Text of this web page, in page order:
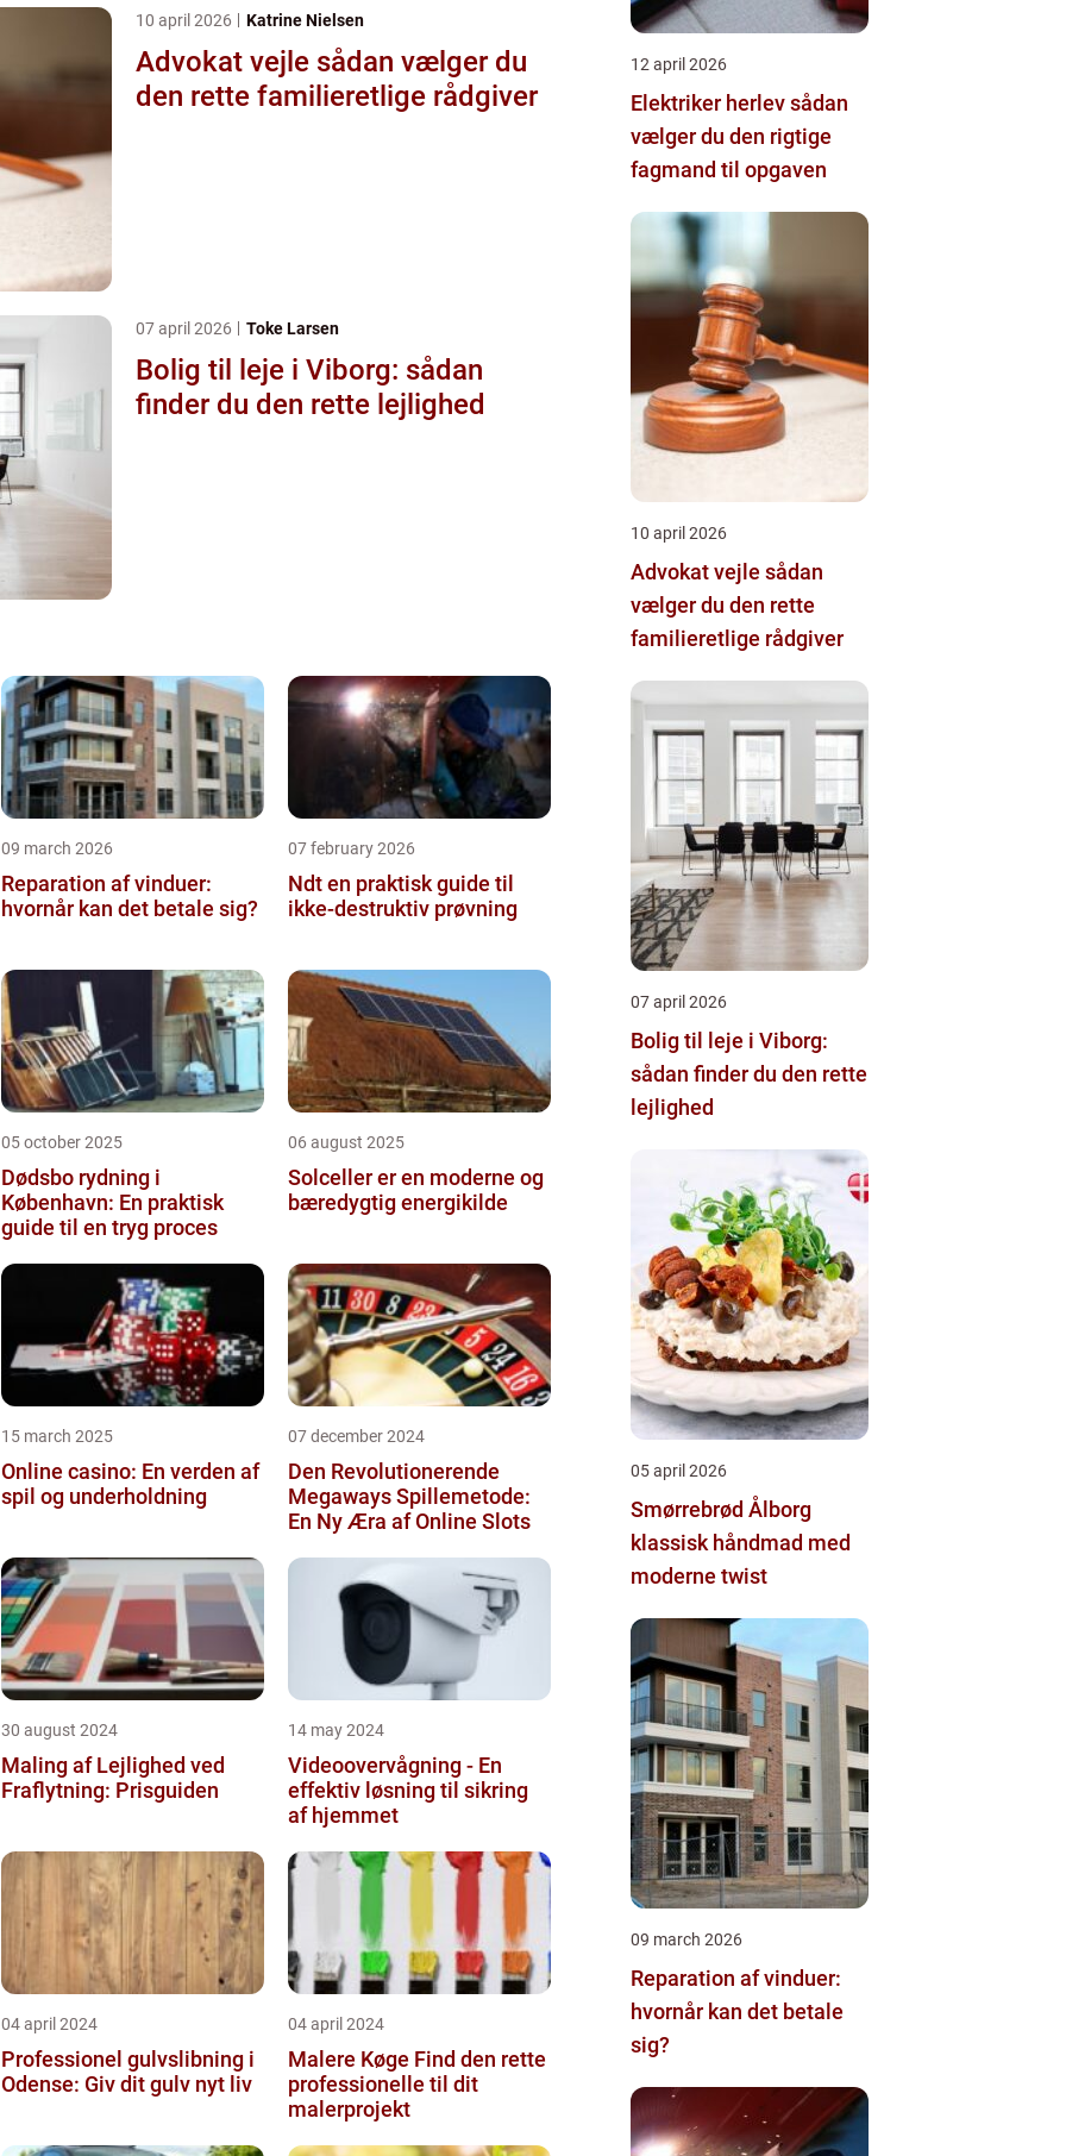
10 april 2026 Katrine Nielsen
Advokat vejle sådan vælger du
den rette familieretlige rådgiver
07 april 2026 Toke Larsen
Bolig til leje i Viborg: sådan
finder du den rette lejlighed
09 march 2026
Reparation af vinduer:
hvornår kan det betale sig?
07 february 2026
Ndt en praktisk guide til
ikke-destruktiv prøvning
05 october 2025
Dødsbo rydning i
København: En praktisk
guide til en tryg proces
06 august 2025
Solceller er en moderne og
bæredygtig energikilde
15 march 2025
Online casino: En verden af
spil og underholdning
07 december 2024
Den Revolutionerende
Megaways Spillemetode:
En Ny Æra af Online Slots
30 august 2024
Maling af Lejlighed ved
Fraflytning: Prisguiden
14 may 2024
Videoovervågning - En
effektiv løsning til sikring
af hjemmet
04 april 2024
Professionel gulvslibning i
Odense: Giv dit gulv nyt liv
04 april 2024
Malere Køge Find den rette
professionelle til dit
malerprojekt
12 april 2026
Elektriker herlev sådan
vælger du den rigtige
fagmand til opgaven
10 april 2026
Advokat vejle sådan
vælger du den rette
familieretlige rådgiver
07 april 2026
Bolig til leje i Viborg:
sådan finder du den rette
lejlighed
05 april 2026
Smørrebrød Ålborg
klassisk håndmad med
moderne twist
09 march 2026
Reparation af vinduer:
hvornår kan det betale
sig?